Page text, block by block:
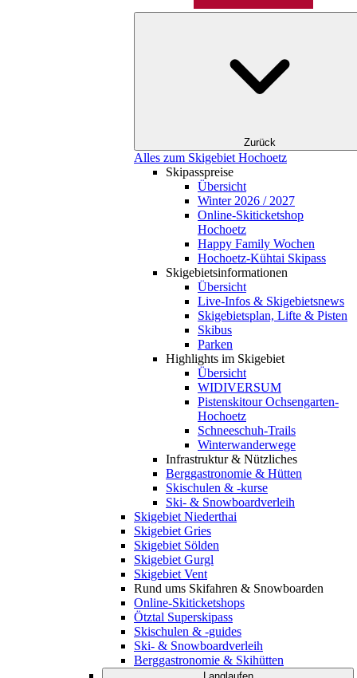
Zurück
Alles zum Skigebiet Hochoetz
Skipasspreise
Übersicht
Winter 2026 / 2027
Online-Skiticketshop
Hochoetz
Happy Family Wochen
Hochoetz-Kühtai Skipass
Skigebietsinformationen
Übersicht
Live-Infos & Skigebietsnews
Skigebietsplan, Lifte & Pisten
Skibus
Parken
Highlights im Skigebiet
Übersicht
WIDIVERSUM
Pistenskitour Ochsengarten-
Hochoetz
Schneeschuh-Trails
Winterwanderwege
Infrastruktur & Nützliches
Berggastronomie & Hütten
Skischulen & -kurse
Ski- & Snowboardverleih
Skigebiet Niederthai
Skigebiet Gries
Skigebiet Sölden
Skigebiet Gurgl
Skigebiet Vent
Rund ums Skifahren & Snowboarden
Online-Skiticketshops
Ötztal Superskipass
Skischulen & -guides
Ski- & Snowboardverleih
Berggastronomie & Skihütten